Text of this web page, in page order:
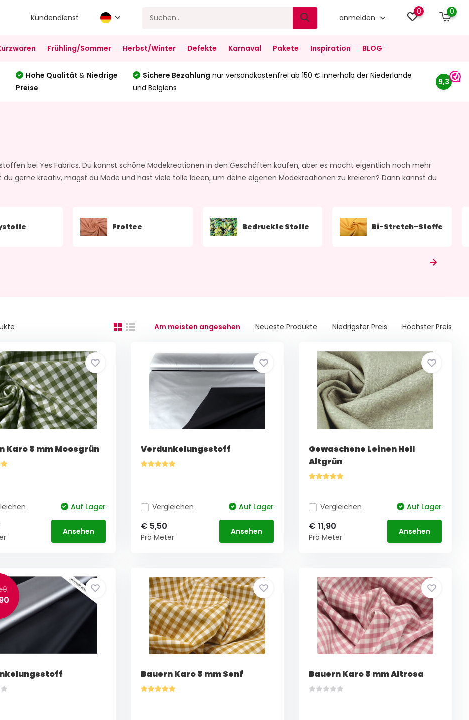
Kundendienst anmelden
0 0
Frühling/Sommer Herbst/Winter Defekte Karnaval Pakete Inspiration BLOG
Hohe Qualität& Niedrige
Preise
Sichere Bezahlung nur versandkostenfrei ab 150 € innerhalb der Niederlande
und Belgiens
9,3
bei Yes Fabrics. Du kannst schöne Modekreationen in den Geschäften kaufen, aber es macht eigentlich noch mehr
gerne kreativ, magst du Mode und hast viele tolle Ideen, um deine eigenen Modekreationen zu kreieren? Dann kannst du
Frottee Bedruckte Stoffe Bi-Stretch-Stoffe
Am meisten angesehen Neueste Produkte Niedrigster Preis Höchster Preis
Karo 8 mm Moosgrün
Auf Lager
Ansehen
Verdunkelungsstoff
Vergleichen Auf Lager
€ 5,50
Pro Meter
Ansehen
Gewaschene Leinen Hell
Altgrün
Vergleichen Auf Lager
€ 11,90
Pro Meter
Ansehen
Bauern Karo 8 mm Senf Bauern Karo 8 mm Altrosa